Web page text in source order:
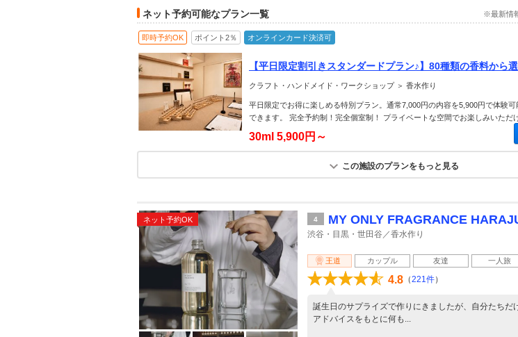
ネット予約可能なプラン一覧 ※最新情
即時予約OK ポイント2％ オンラインカード決済可
【平日限定割引きスタンダードプラン♪】80種類の香料から
クラフト・ハンドメイド・ワークショップ ＞ 香水作り
平日限定でお得に楽しめる特別プラン。通常7,000円の内容を5,900円で体験
できます。 完全予約制！完全個室制！ プライベートな空間でお楽しみいただ
30ml 5,900円～
この施設のプランをもっと見る
ネット予約OK 4 MY ONLY FRAGRANCE
渋谷・目黒・世田谷／香水作り
王道 カップル 友達 一人旅
4.8 （221件）
誕生日のサプライズで作りにきましたが、自分たちだ
アドバイスをもとに何も...